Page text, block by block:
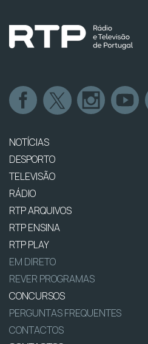
NOTÍCIAS
DESPORTO
TELEVISÃO
RÁDIO
RTP ARQUIVOS
RTP ENSINA
RTP PLAY
EM DIRETO
REVER PROGRAMAS
CONCURSOS
PERGUNTAS FREQUENTES
CONTACTOS